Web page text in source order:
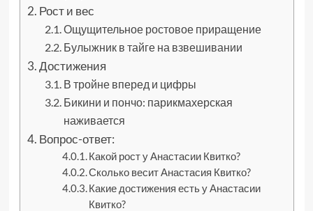
Рост и вес
Ощущительное ростовое приращение
Булыжник в тайге на взвешивании
Достижения
В тройне вперед и цифры
Бикини и пончо: парикмахерская
наживается
Вопрос-ответ:
Какой рост у Анастасии Квитко?
Сколько весит Анастасия Квитко?
Какие достижения есть у Анастасии
Квитко?